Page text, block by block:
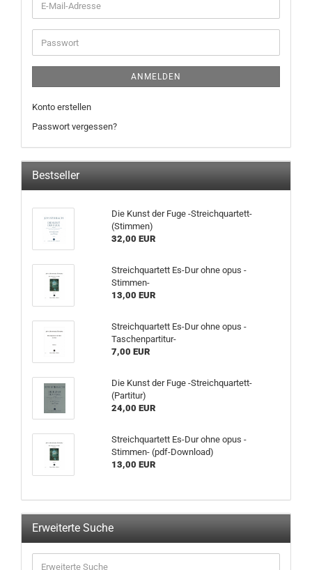
ANMELDEN
Konto erstellen
Passwort vergessen?
Bestseller
Die Kunst der Fuge -Streichquartett-
(Stimmen)
32,00 EUR
Streichquartett Es-Dur ohne opus -
Stimmen-
13,00 EUR
Streichquartett Es-Dur ohne opus -
Taschenpartitur-
7,00 EUR
Die Kunst der Fuge -Streichquartett-
(Partitur)
24,00 EUR
Streichquartett Es-Dur ohne opus -
Stimmen- (pdf-Download)
13,00 EUR
Erweiterte Suche